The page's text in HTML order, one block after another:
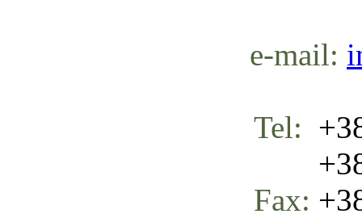
e-mail:
Tel:
+387
Fax: